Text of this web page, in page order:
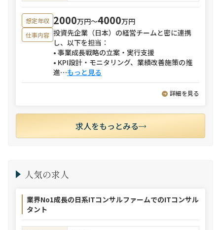
想定年収 2000万円〜4000万円
仕事内容 投資先企業（日本）の経営チームと密に連携
し、以下を担当：
• 事業成長戦略の立案・実行支援
• KPI設計・モニタリング、業績改善施策の推
進⋯もっと見る
詳細を見る
求人をもっとみる
人気の求人
業界No1成長の日系ITコンサルファームでのITコンサル
タント